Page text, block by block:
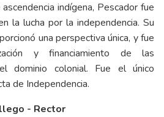
indígena, Pescador fue
la lucha por la independencia. Su
una perspectiva única, y fue
y financiamiento de las
dominio colonial. Fue el único
de Independencia.
- Rector